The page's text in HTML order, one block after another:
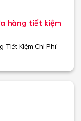
hàng tiết kiệm
Tiết Kiệm Chi Phí